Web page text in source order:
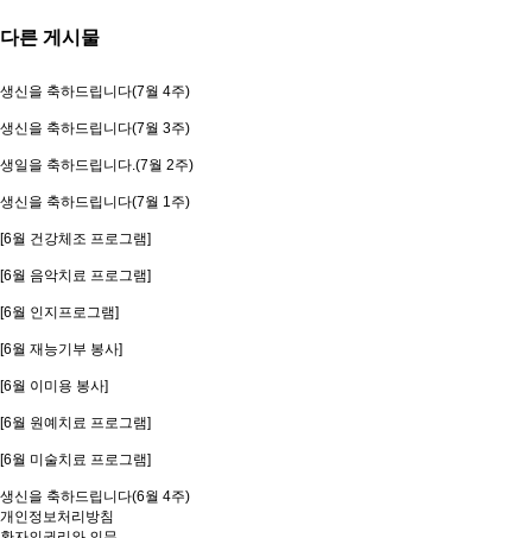
다른 게시물
생신을 축하드립니다(7월 4주)
생신을 축하드립니다(7월 3주)
생일을 축하드립니다.(7월 2주)
생신을 축하드립니다(7월 1주)
[6월 건강체조 프로그램]
[6월 음악치료 프로그램]
[6월 인지프로그램]
[6월 재능기부 봉사]
[6월 이미용 봉사]
[6월 원예치료 프로그램]
[6월 미술치료 프로그램]
생신을 축하드립니다(6월 4주)
개인정보처리방침